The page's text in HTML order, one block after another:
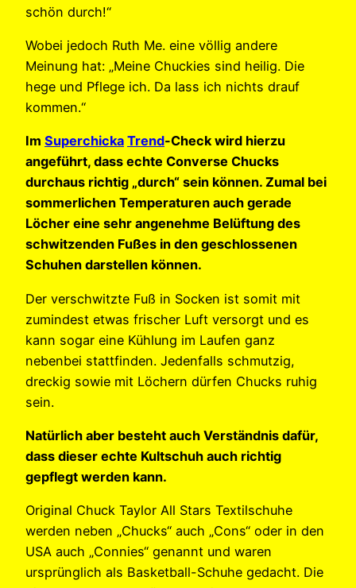
schön durch!“
Wobei jedoch Ruth Me. eine völlig andere
Meinung hat: „Meine Chuckies sind heilig. Die
hege und Pflege ich. Da lass ich nichts drauf
kommen.“
Im Superchicka Trend-Check wird hierzu
angeführt, dass echte Converse Chucks
durchaus richtig „durch“ sein können. Zumal bei
sommerlichen Temperaturen auch gerade
Löcher eine sehr angenehme Belüftung des
schwitzenden Fußes in den geschlossenen
Schuhen darstellen können.
Der verschwitzte Fuß in Socken ist somit mit
zumindest etwas frischer Luft versorgt und es
kann sogar eine Kühlung im Laufen ganz
nebenbei stattfinden. Jedenfalls schmutzig,
dreckig sowie mit Löchern dürfen Chucks ruhig
sein.
Natürlich aber besteht auch Verständnis dafür,
dass dieser echte Kultschuh auch richtig
gepflegt werden kann.
Original Chuck Taylor All Stars Textilschuhe
werden neben „Chucks“ auch „Cons“ oder in den
USA auch „Connies“ genannt und waren
ursprünglich als Basketball-Schuhe gedacht. Die